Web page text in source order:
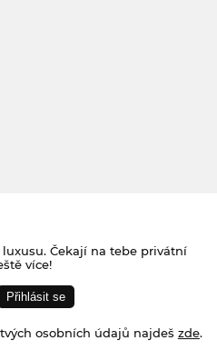
Čekají na tebe privátní
více!
osobních údajů najdeš zde.